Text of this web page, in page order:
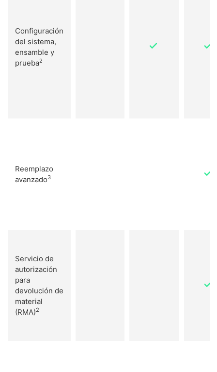
Configuración
del sistema,
ensamble y
prueba2
Reemplazo
avanzado3
Servicio de
autorización
para
devolución de
material
(RMA)2